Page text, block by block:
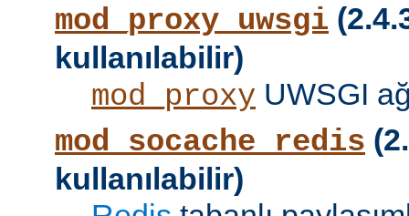
mod_proxy_uwsgi
kullanılabilir)
mod_proxy UWSGI
mod_socache_redis
kullanılabilir)